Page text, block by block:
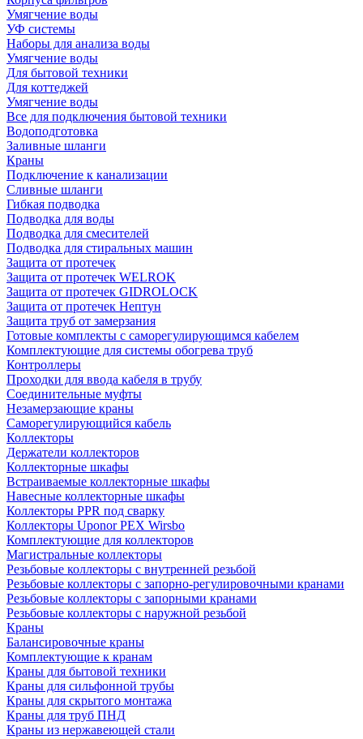
Умягчение воды
УФ системы
Наборы для анализа воды
Умягчение воды
Для бытовой техники
Для коттеджей
Умягчение воды
Все для подключения бытовой техники
Водоподготовка
Заливные шланги
Краны
Подключение к канализации
Сливные шланги
Гибкая подводка
Подводка для воды
Подводка для смесителей
Подводка для стиральных машин
Защита от протечек
Защита от протечек WELROK
Защита от протечек GIDROLOCK
Защита от протечек Нептун
Защита труб от замерзания
Готовые комплекты с саморегулирующимся кабелем
Комплектующие для системы обогрева труб
Контроллеры
Проходки для ввода кабеля в трубу
Соединительные муфты
Незамерзающие краны
Саморегулирующийся кабель
Коллекторы
Держатели коллекторов
Коллекторные шкафы
Встраиваемые коллекторные шкафы
Навесные коллекторные шкафы
Коллекторы PPR под сварку
Коллекторы Uponor PEX Wirsbo
Комплектующие для коллекторов
Магистральные коллекторы
Резьбовые коллекторы с внутренней резьбой
Резьбовые коллекторы с запорно-регулировочными кранами
Резьбовые коллекторы с запорными кранами
Резьбовые коллекторы с наружной резьбой
Краны
Балансировочные краны
Комплектующие к кранам
Краны для бытовой техники
Краны для сильфонной трубы
Краны для скрытого монтажа
Краны для труб ПНД
Краны из нержавеющей стали